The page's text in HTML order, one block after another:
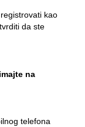
kao
da ste
na
telefona